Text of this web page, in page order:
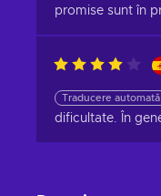
promise sunt în
Traducere automată
dificultate. În